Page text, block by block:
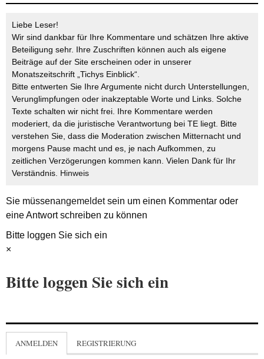
Liebe Leser!
Wir sind dankbar für Ihre Kommentare und schätzen Ihre aktive
Beteiligung sehr. Ihre Zuschriften können auch als eigene
Beiträge auf der Site erscheinen oder in unserer
Monatszeitschrift „Tichys Einblick“.
Bitte entwerten Sie Ihre Argumente nicht durch Unterstellungen,
Verunglimpfungen oder inakzeptable Worte und Links. Solche
Texte schalten wir nicht frei. Ihre Kommentare werden
moderiert, da die juristische Verantwortung bei TE liegt. Bitte
verstehen Sie, dass die Moderation zwischen Mitternacht und
morgens Pause macht und es, je nach Aufkommen, zu
zeitlichen Verzögerungen kommen kann. Vielen Dank für Ihr
Verständnis. Hinweis
Sie müssenangemeldetsein um einen Kommentar oder
eine Antwort schreiben zu können
Bitte loggen Sie sich ein
×
Bitte loggen Sie sich ein
ANMELDEN REGISTRIERUNG